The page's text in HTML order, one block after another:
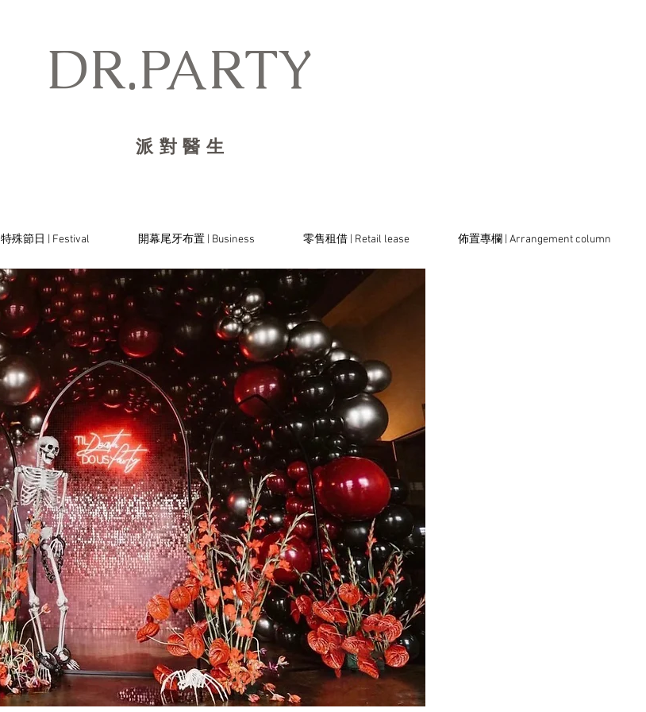
DR.PARTY​
派對醫生
特殊節日 | Festival 開幕尾牙布置 | Business 零售租借 | Retail lease 佈置專欄 | Arrangement column